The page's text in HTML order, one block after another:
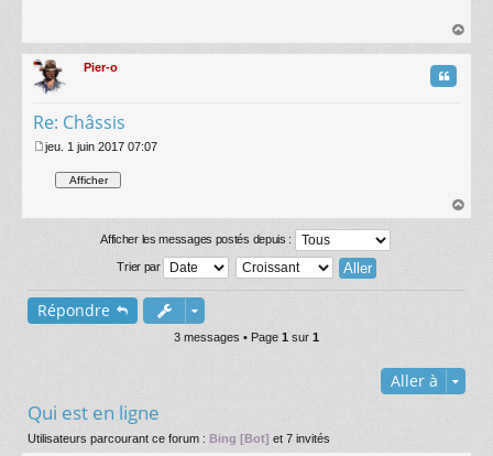
au
Pier-o
Re: Châssis
Citation
jeu. 1 juin 2017 07:07
au
Afficher les messages postés depuis :
Trier par
Répondre
3 messages • Page 1 sur 1
Aller à
Qui est en ligne
Utilisateurs parcourant ce forum : Bing [Bot] et 7 invités